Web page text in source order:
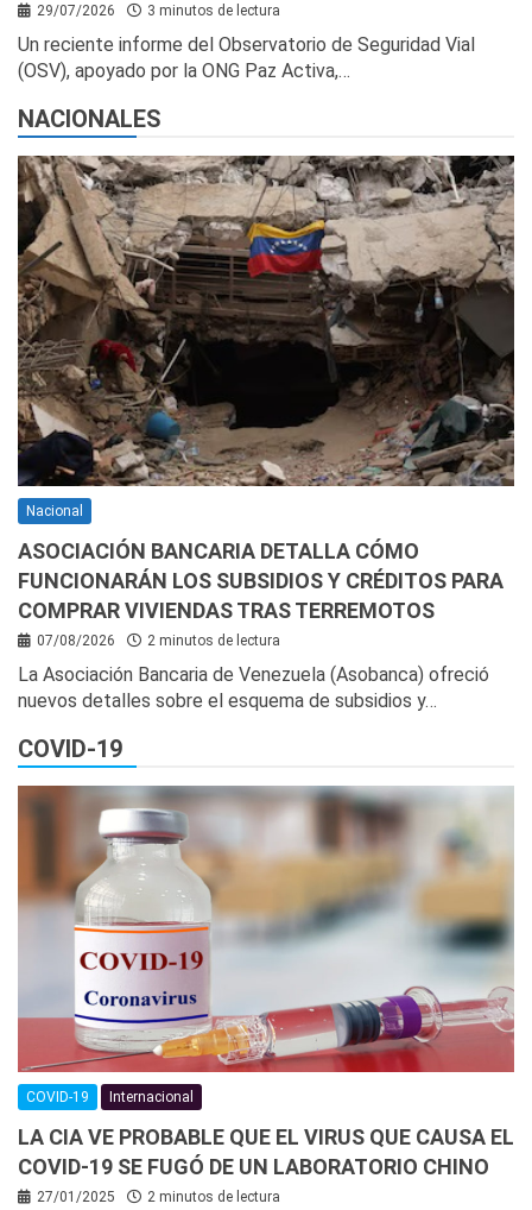
29/07/2026 3 minutos de lectura
Un reciente informe del Observatorio de Seguridad Vial
(OSV), apoyado por la ONG Paz Activa,…
NACIONALES
Nacional
ASOCIACIÓN BANCARIA DETALLA CÓMO
FUNCIONARÁN LOS SUBSIDIOS Y CRÉDITOS PARA
COMPRAR VIVIENDAS TRAS TERREMOTOS
07/08/2026 2 minutos de lectura
La Asociación Bancaria de Venezuela (Asobanca) ofreció
nuevos detalles sobre el esquema de subsidios y…
COVID-19
COVID-19 Internacional
LA CIA VE PROBABLE QUE EL VIRUS QUE CAUSA EL
COVID-19 SE FUGÓ DE UN LABORATORIO CHINO
27/01/2025 2 minutos de lectura